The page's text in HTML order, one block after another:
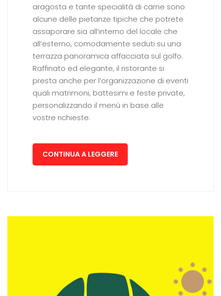
aragosta e tante specialità di carne sono
alcune delle pietanze tipiche che potrete
assaporare sia all’interno del locale che
all’esterno, comodamente seduti su una
terrazza panoramica affacciata sul golfo.
Raffinato ed elegante, il ristorante si
presta anche per l’organizzazione di eventi
quali matrimoni, battesimi e feste private,
personalizzando il menù in base alle
vostre richieste.
CONTINUA A LEGGERE